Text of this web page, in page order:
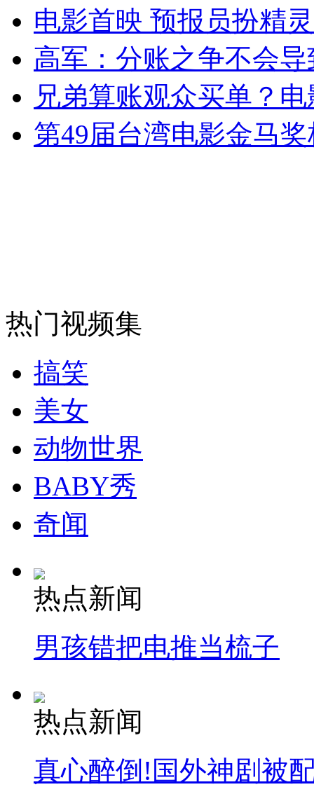
司机酒驾遇交警 急速倒车逃窜
电影首映 预报员扮精
高军：分账之争不会
兄弟算账观众买单？
第49届台湾电影金马
热门视频集
搞笑
美女
动物世界
BABY秀
奇闻
热点新闻
男孩错把电推当梳子
热点新闻
真心醉倒!国外神剧被